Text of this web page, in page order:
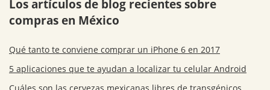
Los artículos de blog recientes sobre
compras en México
Qué tanto te conviene comprar un iPhone 6 en 2017
5 aplicaciones que te ayudan a localizar tu celular Android
Cuáles son las cervezas mexicanas libres de transgénicos